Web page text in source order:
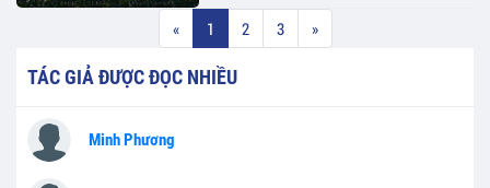
« 1 2 3 »
TÁC GIẢ ĐƯỢC ĐỌC NHIỀU
Minh Phương